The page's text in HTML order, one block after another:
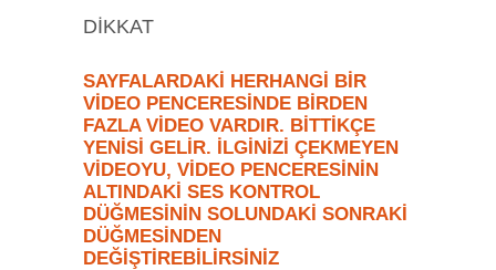
DİKKAT
SAYFALARDAKİ HERHANGİ BİR
VİDEO PENCERESİNDE BİRDEN
FAZLA VİDEO VARDIR. BİTTİKÇE
YENİSİ GELİR. İLGİNİZİ ÇEKMEYEN
VİDEOYU, VİDEO PENCERESİNİN
ALTINDAKİ SES KONTROL
DÜĞMESİNİN SOLUNDAKİ SONRAKİ
DÜĞMESİNDEN
DEĞİŞTİREBİLİRSİNİZ